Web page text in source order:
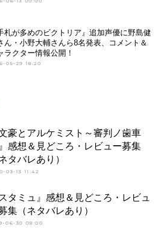
札が多めのビクトリア』追加声優に野島健
ん・小野大輔さんら8名発表、コメント＆
ラクター情報公開！
05-29 18:20
文豪とアルケミスト～審判ノ歯車
感想＆見どころ・レビュー募集
ネタバレあり）
03-13 11:42
スタミュ』感想＆見どころ・レビュ
集（ネタバレあり）
06-30 08:00